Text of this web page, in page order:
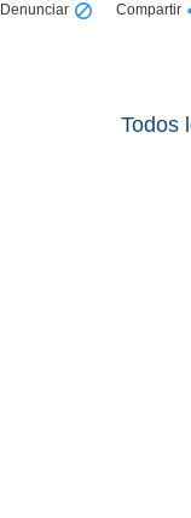
Denunciar Compartir
Todos